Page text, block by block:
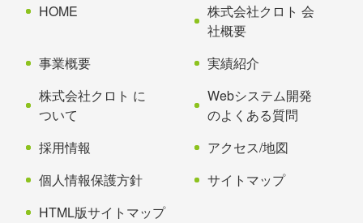
HOME
株式会社クロト 会
社概要
事業概要
実績紹介
株式会社クロト に
ついて
Webシステム開発
のよくある質問
採用情報
アクセス/地図
個人情報保護方針
サイトマップ
HTML版サイトマップ